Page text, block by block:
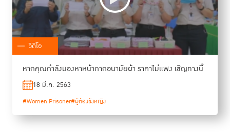
วิดีโอ
หากคุณกำลังมองหาหน้ากากอนามัยผ้า ราคาไม่แพง เชิญทางนี้
18 มี.ค. 2563
#Women Prisoner#ผู้ต้องขังหญิง